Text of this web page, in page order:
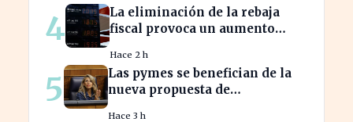
4
La eliminación de la rebaja
fiscal provoca un aumento
carburante este verano
Hace 2 h
5
Las pymes se benefician de la
nueva propuesta de
Hace 3 h